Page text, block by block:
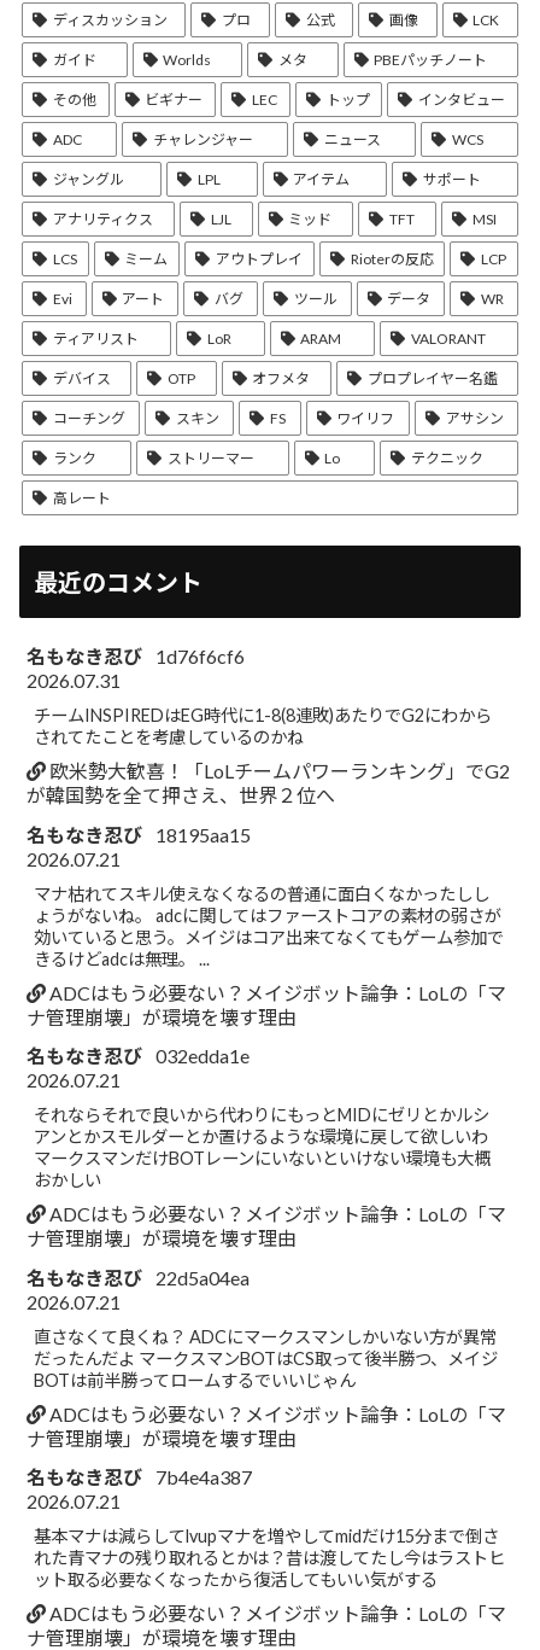
ディスカッション プロ 公式 画像 LCK
ガイド Worlds メタ PBEパッチノート
その他 ビギナー LEC トップ インタビュー
ADC チャレンジャー ニュース WCS
ジャングル LPL アイテム サポート
アナリティクス LJL ミッド TFT MSI
LCS ミーム アウトプレイ Rioterの反応 LCP
Evi アート バグ ツール データ WR
ティアリスト LoR ARAM VALORANT
デバイス OTP オフメタ プロプレイヤー名鑑
コーチング スキン FS ワイリフ アサシン
ランク ストリーマー Lo テクニック
高レート
最近のコメント
名もなき忍び
1d76f6cf6
2026.07.31
チームINSPIREDはEG時代に1-8(8連敗)あたりでG2にわから
されてたことを考慮しているのかね
欧米勢大歓喜！「LoLチームパワーランキング」でG2
が韓国勢を全て押さえ、世界２位へ
名もなき忍び
18195aa15
2026.07.21
マナ枯れてスキル使えなくなるの普通に面白くなかったしし
ょうがないね。 adcに関してはファーストコアの素材の弱さが
効いていると思う。メイジはコア出来てなくてもゲーム参加で
きるけどadcは無理。 ...
ADCはもう必要ない？メイジボット論争：LoLの「マ
ナ管理崩壊」が環境を壊す理由
名もなき忍び 032edda1e
2026.07.21
それならそれで良いから代わりにもっとMIDにゼリとかルシ
アンとかスモルダーとか置けるような環境に戻して欲しいわ
マークスマンだけBOTレーンにいないといけない環境も大概
おかしい
ADCはもう必要ない？メイジボット論争：LoLの「マ
ナ管理崩壊」が環境を壊す理由
名もなき忍び
22d5a04ea
2026.07.21
直さなくて良くね？ ADCにマークスマンしかいない方が異常
だったんだよ マークスマンBOTはCS取って後半勝つ、メイジ
BOTは前半勝ってロームするでいいじゃん
ADCはもう必要ない？メイジボット論争：LoLの「マ
ナ管理崩壊」が環境を壊す理由
名もなき忍び
7b4e4a387
2026.07.21
基本マナは減らしてlvupマナを増やしてmidだけ15分まで倒さ
れた青マナの残り取れるとかは？昔は渡してたし今はラストヒ
ット取る必要なくなったから復活してもいい気がする
ADCはもう必要ない？メイジボット論争：LoLの「マ
ナ管理崩壊」が環境を壊す理由